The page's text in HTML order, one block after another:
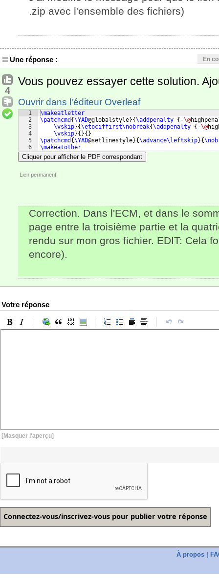
.zip avec l'ensemble des fichiers)
Une réponse : En
4
Vous pouvez essayer cette solution.
Ouvrir dans l'éditeur Overleaf
1
2
3
4
5
6
\makeatletter
\patchcmd {\YAD@globalstyle}{\addpenalty { -\@
\vskip}{\etociffirst\nobreak{\addpenalty { -\@
\vskip}{ }{ }
\patchcmd {\YAD@setlinestyle}{\advance\leftskip}{
\makeatother
Cliquer pour afficher le PDF correspondant
Lien permanent
Correction. Dans l'ECM, et dans le
page entre la troisième partie et la
rendu sur mon gros fichier. EDIT: Cela
encore).
Votre réponse
[Masquer l'aperçu]
À propos